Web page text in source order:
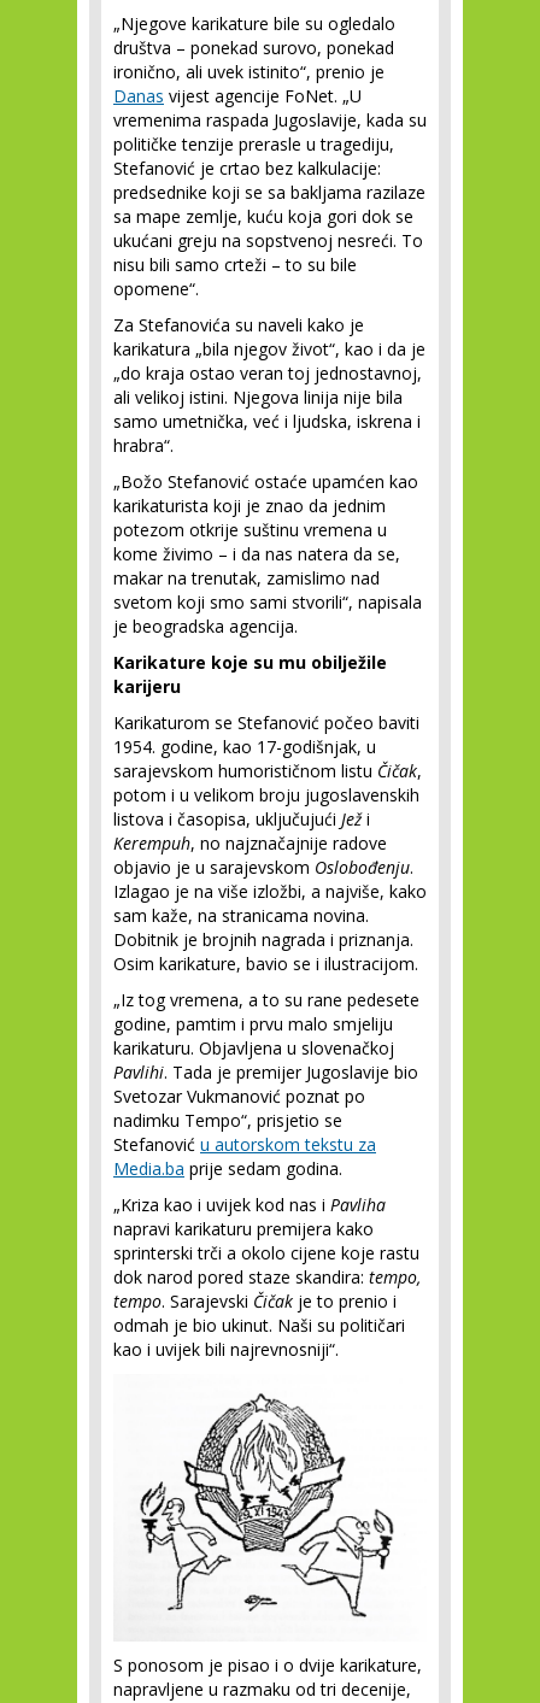
„Njegove karikature bile su ogledalo
društva – ponekad surovo, ponekad
ironično, ali uvek istinito“, prenio je
Danas vijest agencije FoNet. „U
vremenima raspada Jugoslavije, kada su
političke tenzije prerasle u tragediju,
Stefanović je crtao bez kalkulacije:
predsednike koji se sa bakljama razilaze
sa mape zemlje, kuću koja gori dok se
ukućani greju na sopstvenoj nesreći. To
nisu bili samo crteži – to su bile
opomene“.
Za Stefanovića su naveli kako je
karikatura „bila njegov život“, kao i da je
„do kraja ostao veran toj jednostavnoj,
ali velikoj istini. Njegova linija nije bila
samo umetnička, već i ljudska, iskrena i
hrabra“.
„Božo Stefanović ostaće upamćen kao
karikaturista koji je znao da jednim
potezom otkrije suštinu vremena u
kome živimo – i da nas natera da se,
makar na trenutak, zamislimo nad
svetom koji smo sami stvorili“, napisala
je beogradska agencija.
Karikature koje su mu obilježile
karijeru
Karikaturom se Stefanović počeo baviti
1954. godine, kao 17-godišnjak, u
sarajevskom humorističnom listu Čičak,
potom i u velikom broju jugoslavenskih
listova i časopisa, uključujući Ježi
Kerempuh, no najznačajnije radove
objavio je u sarajevskom Oslobođenju.
Izlagao je na više izložbi, a najviše, kako
sam kaže, na stranicama novina.
Dobitnik je brojnih nagrada i priznanja.
Osim karikature, bavio se i ilustracijom.
„Iz tog vremena, a to su rane pedesete
godine, pamtim i prvu malo smjeliju
karikaturu. Objavljena u slovenačkoj
Pavlihi. Tada je premijer Jugoslavije bio
Svetozar Vukmanović poznat po
nadimku Tempo“, prisjetio se
Stefanović u autorskom tekstu za
Media.ba prije sedam godina.
„Kriza kao i uvijek kod nas i Pavliha
napravi karikaturu premijera kako
sprinterski trči a okolo cijene koje rastu
dok narod pored staze skandira: tempo,
tempo. Sarajevski Čičak je to prenio i
odmah je bio ukinut. Naši su političari
kao i uvijek bili najrevnosniji“.
S ponosom je pisao i o dvije karikature,
napravljene u razmaku od tri decenije,